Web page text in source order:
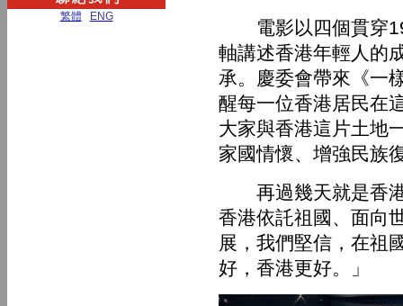
繁體 ENG
電影以四個貫穿
軸講述香港年輕人的
承。慶委會帶來《一
醒每一位香港居民在
大家與香港這片土地
家國情懷、增強民族
再過幾天就是香港
香港依託祖國、面向
展，我們堅信，在祖
好，香港更好。」